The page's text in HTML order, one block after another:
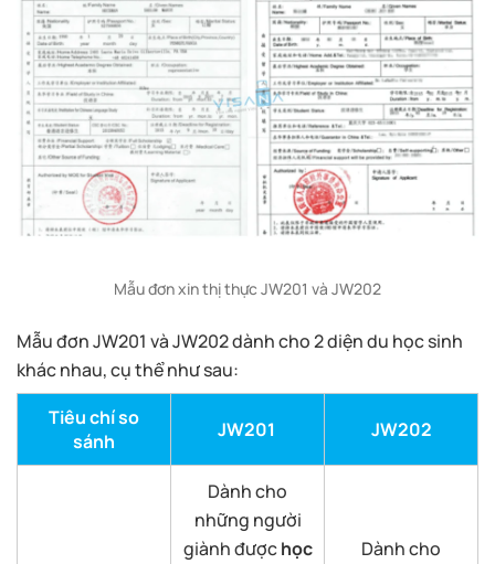
Mẫu đơn xin thị thực JW201 và JW202
Mẫu đơn JW201 và JW202 dành cho 2 diện du học sinh
khác nhau, cụ thể như sau:
Tiêu chí so
sánh
JW201 JW202
Dành cho
những người
giành đượchọc
Dành cho